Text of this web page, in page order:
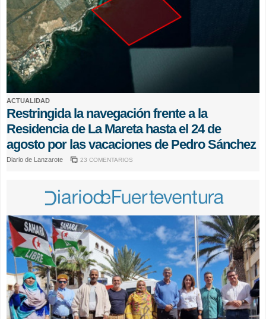
ACTUALIDAD
Restringida la navegación frente a la
Residencia de La Mareta hasta el 24 de
agosto por las vacaciones de Pedro Sánchez
Diario de Lanzarote 23 COMENTARIOS